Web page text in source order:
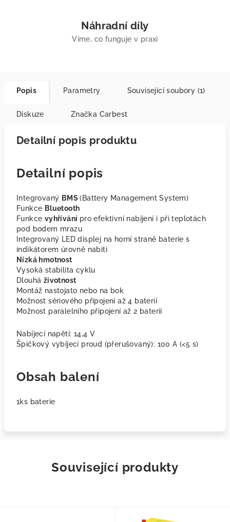
Náhradní díly
Víme, co funguje v praxi
Popis Parametry Související soubory (1)
Diskuze Značka Carbest
Detailní popis produktu
Detailní popis
Integrovaný BMS(Battery Management System)
Funkce Bluetooth
Funkce vyhřívání pro efektivní nabíjení i při teplotách
pod bodem mrazu
Integrovaný LED displej na horní straně baterie s
indikátorem úrovně nabití
Nízká hmotnost
Vysoká stabilita cyklu
Dlouhá životnost
Montáž nastojato nebo na bok
Možnost sériového připojení až 4 baterií
Možnost paralelního připojení až 2 baterií
Nabíjecí napětí: 14,4 V
Špičkový vybíjecí proud (přerušovaný): 100 A (<5 s)
Obsah balení
1ks baterie
Související produkty